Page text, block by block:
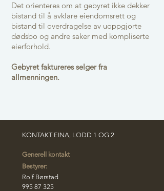
Det orienteres om at gebyret ikke dekker
bistand til å avklare eiendomsrett og
bistand til overdragelse av uoppgjorte
dødsbo og andre saker med kompliserte
eierforhold.
Gebyret faktureres selger fra
allmenningen.
KONTAKT EINA, LODD 1 OG 2
Generell kontakt
Bestyrer:
Rolf Børstad
995 87 325